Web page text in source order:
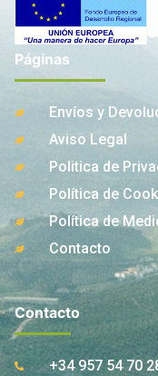
Páginas
Envíos y
Aviso Legal
Politica de
Política de
Política de
Contacto
Contacto
+34 957 54 70